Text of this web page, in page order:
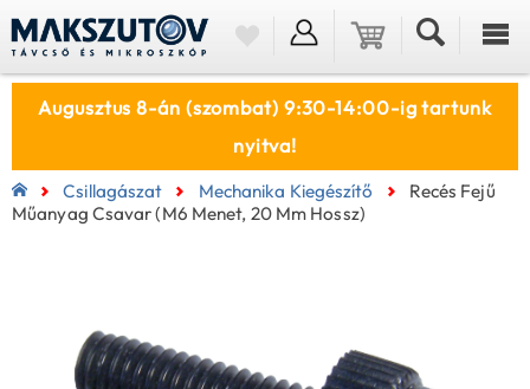
Augusztus 8-án (szombat) 9:30-14:00-ig tartunk
nyitva!
Csillagászat Mechanika Kiegészítő
Recés Fejű
Műanyag Csavar (M6 Menet, 20 Mm Hossz)